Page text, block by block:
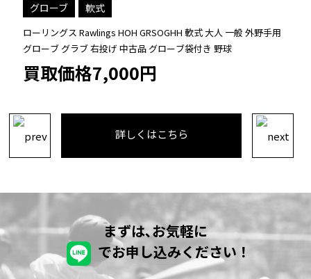
グローブ 軟式
ローリングス Rawlings HOH GRSOGHH 軟式 大人 一般 外野手用
グローブ グラブ 右投げ 中古品 グローブ袋付き 野球
買取価格7,000円
詳しくはこちら
まずは､お気軽に
でお申し込みください！